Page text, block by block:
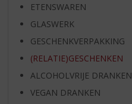
ETENSWAREN
GLASWERK
GESCHENKVERPAKKING
(RELATIE)GESCHENKEN
ALCOHOLVRIJE DRANKEN
VEGAN DRANKEN